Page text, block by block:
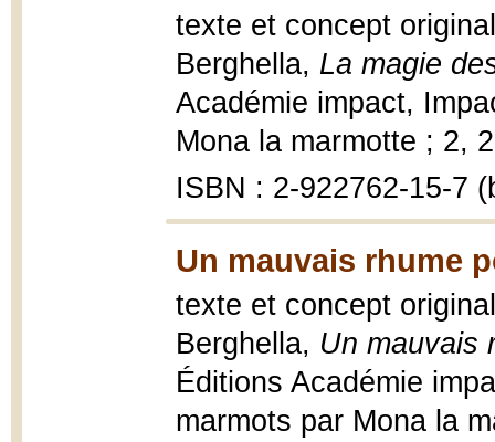
texte et concept
Berghella, La magie
Académie impact,
Mona la marmotte ; 2,
ISBN : 2-922762-15-7
Un mauvais rhume
texte et concept
Berghella, Un mauvais
Éditions Académie
marmots par Mona la